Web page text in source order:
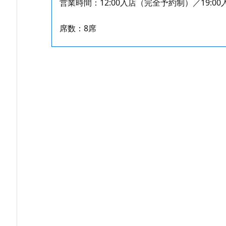
営業時間：12:00入店（完全予約制）／19:00
席数：8席